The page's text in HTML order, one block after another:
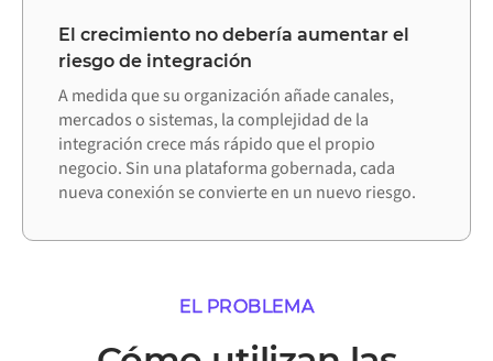
El crecimiento no debería aumentar el
riesgo de integración
A medida que su organización añade canales,
mercados o sistemas, la complejidad de la
integración crece más rápido que el propio
negocio. Sin una plataforma gobernada, cada
nueva conexión se convierte en un nuevo riesgo.
EL PROBLEMA